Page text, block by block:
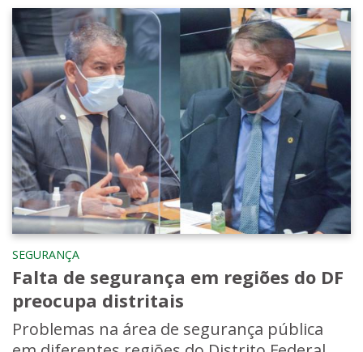
SEGURANÇA
Falta de segurança em regiões do DF
preocupa distritais
Problemas na área de segurança pública